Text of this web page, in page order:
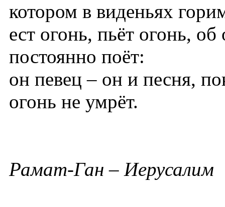
котором в виденьях
ест огонь, пьёт огонь, об
постоянно поёт:
он певец – он и песня,
огонь не умрёт.
Рамат-Ган – Иерусалим